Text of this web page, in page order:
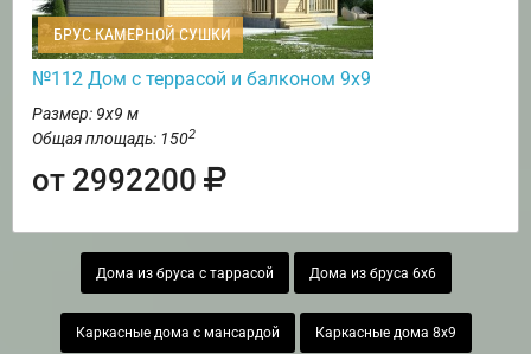
БРУС КАМЕРНОЙ СУШКИ
№112 Дом с террасой и балконом 9х9
Размер: 9х9 м
Общая площадь: 1502
от 2992200
Дома из бруса с таррасой Дома из бруса 6х6
Каркасные дома с мансардой Каркасные дома 8х9